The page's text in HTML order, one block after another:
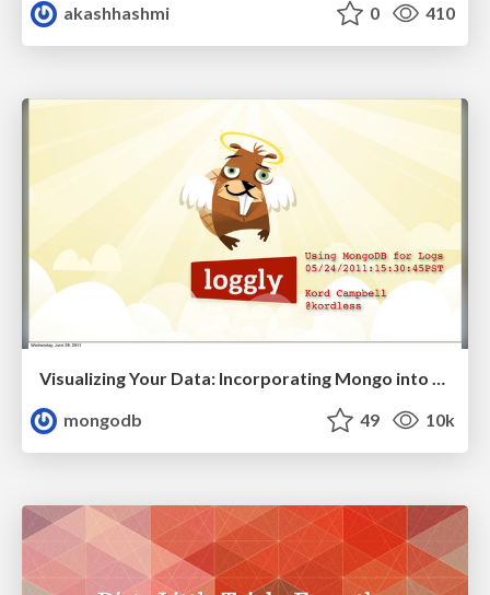
akashhashmi
0 410
Visualizing Your Data: Incorporating Mongo into Loggly Infrastructure
mongodb
49 10k